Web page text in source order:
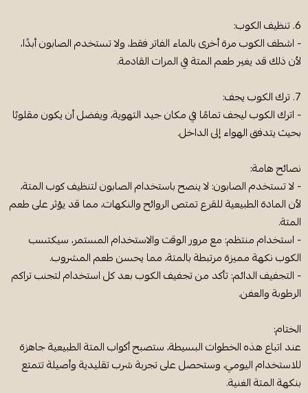
6. تنظيف الكوب:
- اشطف الكوب مرة أخرى بالماء الفاتر فقط، ولا تستخدم الصابون أبدًا،
لأن ذلك قد يغير طعم المتة في المرات القادمة.
7. ترك الكوب يجف:
- اترك الكوب ليجف تمامًا في مكان جيد التهوية، ويفضل أن يكون مقلوبًا
بحيث يتدفق الهواء إلى الداخل.
نصائح هامة:
- لا تستخدم الصابون: لا ينصح باستخدام الصابون لتنظيف كوب المتة،
لأن المادة الطبيعية للقرع تمتص الروائح والنكهات، مما قد يؤثر على طعم
المتة.
- استخدام منتظم: مع مرور الوقت والاستخدام المستمر، سيكتسب
الكوب نكهة مميزة مرتبطة بالمتة، مما يحسن طعم المشروب.
- التجفيف الدائم: تأكد من تجفيف الكوب بعد كل استخدام لتجنب تراكم
الرطوبة والعفن.
الختام:
عند اتباع هذه الخطوات البسيطة، ستصبح أكواب المتة الطبيعية جاهزة
للاستخدام اليومي، وستحصل على تجربة شرب تقليدية وأصيلة تتمتع
بنكهة المتة الغنية.